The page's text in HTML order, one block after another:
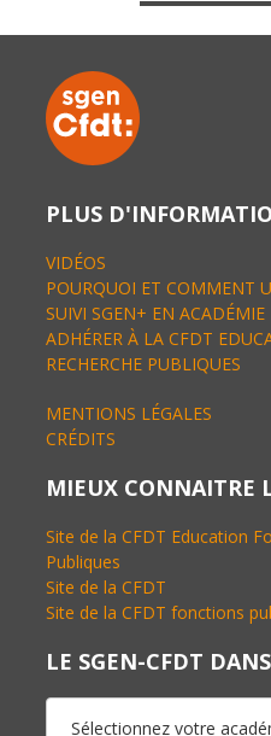
PLUS
VIDÉOS
POURQUOI ET COMMENT
SUIVI SGEN+ EN ACADÉMIE
ADHÉRER À LA CFDT
RECHERCHE PUBLIQUES
MENTIONS LÉGALES
CRÉDITS
MIEUX CONNAITRE
Site de la CFDT Education
Publiques
Site de la CFDT
Site de la CFDT fonctions
LE SGEN-CFDT
Sélectionnez votre